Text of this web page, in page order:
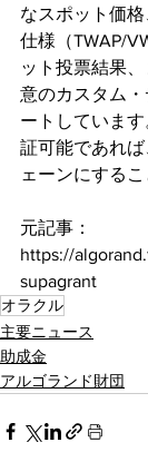
なスポット価
仕様（TWAP/
ット投票結果
意のカスタム
ートしていま
証可能であれ
ェーンにするこ
元記事：
https://
supagrant
オラクル
主要ニュース
助成金
アルゴランド財団